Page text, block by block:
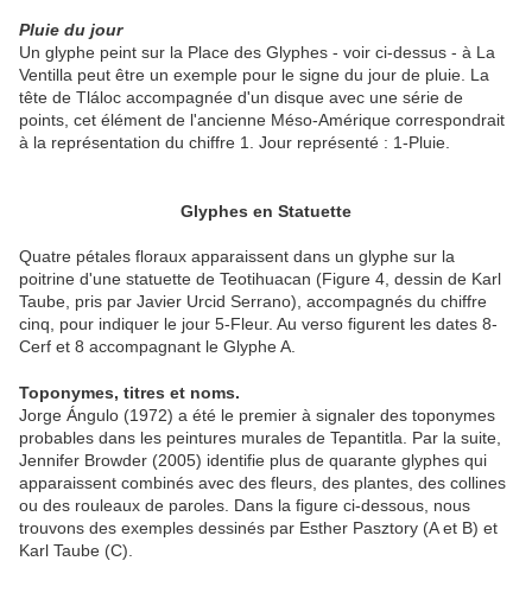
Pluie du jour
Un glyphe peint sur la Place des Glyphes - voir ci-dessus - à La
Ventilla peut être un exemple pour le signe du jour de pluie. La
tête de Tláloc accompagnée d'un disque avec une série de
points, cet élément de l'ancienne Méso-Amérique correspondrait
à la représentation du chiffre 1. Jour représenté : 1-Pluie.
Glyphes en Statuette
Quatre pétales floraux apparaissent dans un glyphe sur la
poitrine d'une statuette de Teotihuacan (Figure 4, dessin de Karl
Taube, pris par Javier Urcid Serrano), accompagnés du chiffre
cinq, pour indiquer le jour 5-Fleur. Au verso figurent les dates 8-
Cerf et 8 accompagnant le Glyphe A.
Toponymes, titres et noms.
Jorge Ángulo (1972) a été le premier à signaler des toponymes
probables dans les peintures murales de Tepantitla. Par la suite,
Jennifer Browder (2005) identifie plus de quarante glyphes qui
apparaissent combinés avec des fleurs, des plantes, des collines
ou des rouleaux de paroles. Dans la figure ci-dessous, nous
trouvons des exemples dessinés par Esther Pasztory (A et B) et
Karl Taube (C).